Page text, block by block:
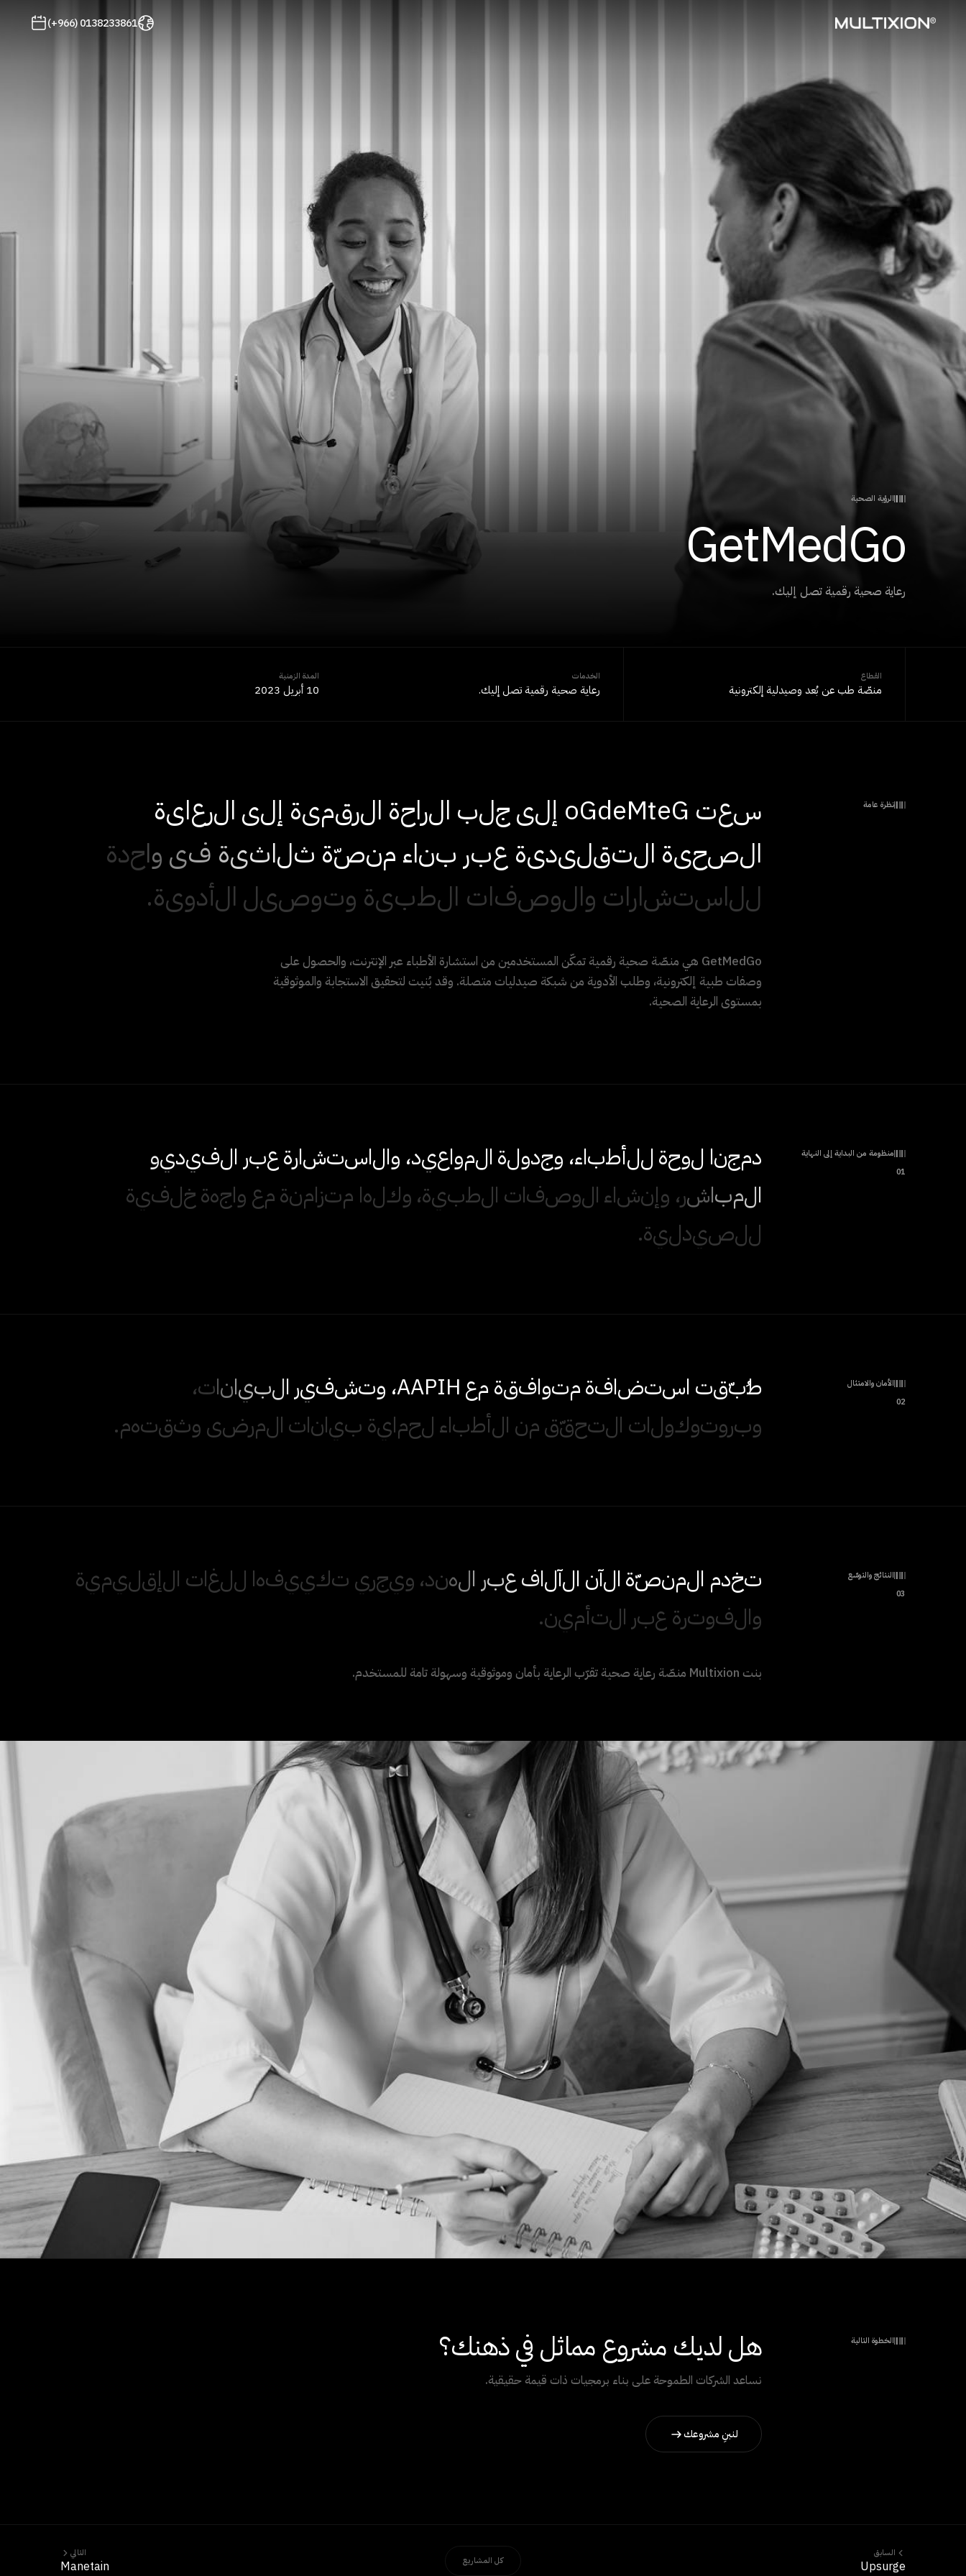
(+966) 0138233861
الرؤية الصحية
GetMedGo
رعاية صحية رقمية تصل إليك.
القطاع
منصّة طب عن بُعد وصيدلية إلكترونية
الخدمات
رعاية صحية رقمية تصل إليك.
المدة الزمنية
10 أبريل 2023
نظرة عامة سعت G
e
t
M
e
d
G
o إلىجلب الراحة الرقمية إلى الرعاية
الصحية التقليدية عبر بناء منصة ثلاثية في واحدة
للاستشارات والوصفات الطبية وتوصيل الأدوية.
GetMedGo هي منصّة صحية رقمية تمكّن المستخدمين من استشارة الأطباء عبر الإنترنت، والحصول على
وصفات طبية إلكترونية، وطلب الأدوية من شبكة صيدليات متصلة. وقد بُنيت لتحقيق الاستجابة والموثوقية
بمستوى الرعاية الصحية.
منظومة من البداية إلى النهاية
01
دمجنا لوحةللأطباء، وجدولةالمواعيد، والاستشارةعبر الفيديو
المباشر، وإنشاء الوصفات الطبية، وكلها متزامنةمع واجهةخلفية
للصيدلية.
الأمان والامتثال
02
طبقت استضافةمتوافقةمع H
I
P
A
A، وتشفير البيانات،
وبروتوكولات التحققمن الأطباء لحماية بيانات المرضى وثقتهم.
النتائج والتوسّع
03
تخدم المنصةالآن الآلافعبر الهند، ويجري تكييفها للغات الإقليمية
والفوترة عبر التأمين.
بنت Multixion منصّة رعاية صحية تقرّب الرعاية بأمان وموثوقية وسهولة تامة للمستخدم.
الخطوة التالية هل لديك مشروع مماثل في ذهنك؟
نساعد الشركات الطموحة على بناء برمجيات ذات قيمة حقيقية.
لنبنِ مشروعك
السابق
Upsurge كل المشاريع
التالي
Manetain